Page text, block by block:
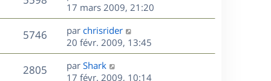
e
s
a
g
e
m
e
s
s
a
g
e
i
e
r
m
e
s
u
e
e
r
n
i
e
r
17 mars 2009, 21:20
5746V
u
e
D
e
r
n
i
par chrisrider
20 févr. 2009, 13:45
2805V
D
e
par Shark
17 févr. 2009, 10:14